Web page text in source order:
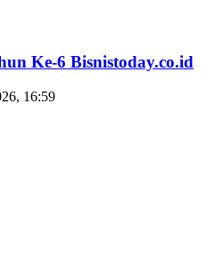
Ke-6 Bisnistoday.co.id
16:59